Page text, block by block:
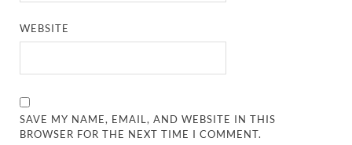
WEBSITE
SAVE MY NAME, EMAIL, AND WEBSITE IN THIS
BROWSER FOR THE NEXT TIME I COMMENT.